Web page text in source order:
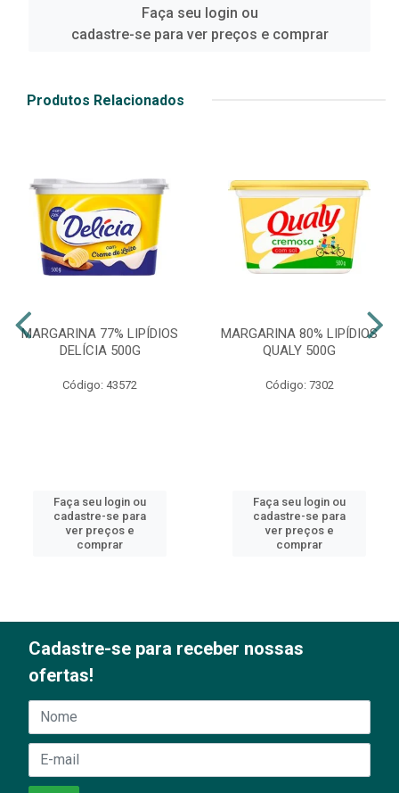
Faça seu login ou
cadastre-se para ver preços e comprar
Produtos Relacionados
MARGARINA 77% LIPÍDIOS
DELÍCIA 500G
Código: 43572
Faça seu login ou
cadastre-se para
ver preços e
comprar
MARGARINA 80% LIPÍDIOS
QUALY 500G
Código: 7302
Faça seu login ou
cadastre-se para
ver preços e
comprar
Cadastre-se para receber nossas
ofertas!